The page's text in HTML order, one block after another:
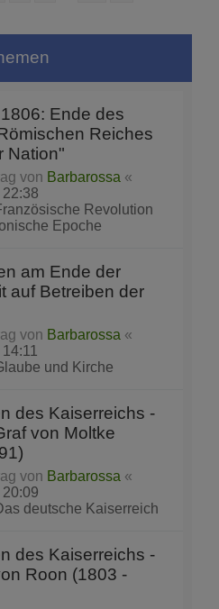
Ende des
Reiches
Nation"
von Barbarossa «
Revolution
Epoche
am Ende der
auf Betreiben der
von Barbarossa «
und Kirche
des Kaiserreichs -
von Moltke
von Barbarossa «
deutsche Kaiserreich
des Kaiserreichs -
Roon (1803 -